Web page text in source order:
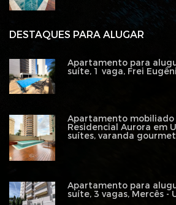
DESTAQUES PARA ALUGAR
Apartamento para
suíte, 1 vaga, Frei
Apartamento mobiliado
Residencial Aurora em
suítes, varanda
Apartamento para
suíte, 3 vagas, Mercês -